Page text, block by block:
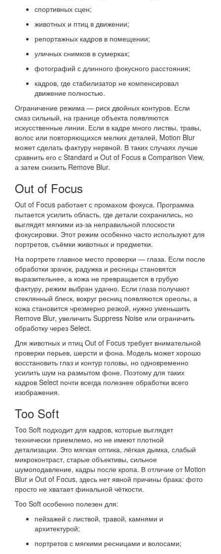
спортивных сцен;
животных и птиц в движении;
репортажных кадров в помещении;
уличных снимков в сумерках;
фотографий с длинного фокусного расстояния;
кадров, где стабилизатор не компенсировал
движение полностью.
Ограничение режима — риск двойных контуров. Если
смаз сильный, на границе объекта появляются
искусственные линии. Если в кадре много листвы, травы,
волос или повторяющихся мелких деталей, Motion Blur
может сделать фактуру нервной. В таких случаях лучше
сравнить его с Standard и Out of Focus в Comparison View,
а затем снизить Remove Blur.
Out of Focus
Out of Focus работает с промахом фокуса. Программа
пытается усилить область, где детали сохранились, но
выглядят мягкими из-за неправильной плоскости
фокусировки. Этот режим особенно часто используют для
портретов, съёмки животных и предметки.
На портрете главное место проверки — глаза. Если после
обработки зрачок, радужка и ресницы становятся
выразительнее, а кожа не превращается в грубую
фактуру, режим выбран удачно. Если глаза получают
стеклянный блеск, вокруг ресниц появляются ореолы, а
кожа становится чрезмерно резкой, нужно уменьшить
Remove Blur, увеличить Suppress Noise или ограничить
обработку через Select.
Для животных и птиц Out of Focus требует внимательной
проверки перьев, шерсти и фона. Модель может хорошо
восстановить глаз и контур головы, но одновременно
усилить шум на размытом фоне. Поэтому для таких
кадров Select почти всегда полезнее обработки всего
изображения.
Too Soft
Too Soft подходит для кадров, которые выглядят
технически приемлемо, но не имеют плотной
детализации. Это мягкая оптика, лёгкая дымка, слабый
микроконтраст, старые объективы, сильное
шумоподавление, кадры после кропа. В отличие от Motion
Blur и Out of Focus, здесь нет явной причины брака: фото
просто не хватает финальной чёткости.
Too Soft особенно полезен для:
пейзажей с листвой, травой, камнями и
архитектурой;
портретов с мягкими ресницами и волосами;